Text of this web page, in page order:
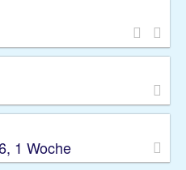
Privattransfer
1 Woche